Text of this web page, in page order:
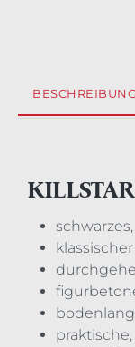
BESCHREIBUNG